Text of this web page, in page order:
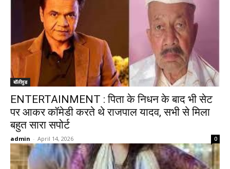
बॉलीवुड
ENTERTAINMENT : पिता के निधन के बाद भी सेट
पर आकर कॉमेडी करते थे राजपाल यादव, सभी से मिला
बहुत सारा सपोर्ट
admin - April 14, 2026 0